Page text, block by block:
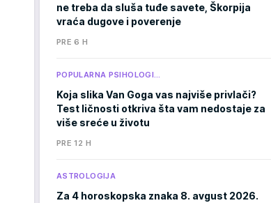
ne treba da sluša tuđe savete, Škorpija
vraća dugove i poverenje
PRE 6 H
POPULARNA PSIHOLOGI…
Koja slika Van Goga vas najviše privlači?
Test ličnosti otkriva šta vam nedostaje za
više sreće u životu
PRE 12 H
ASTROLOGIJA
Za 4 horoskopska znaka 8. avgust 2026.